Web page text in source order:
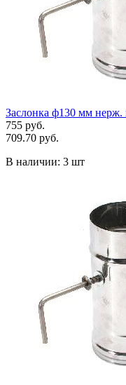
Заслонка ф130 мм
755 руб.
709.70 руб.
В наличии: 3 шт